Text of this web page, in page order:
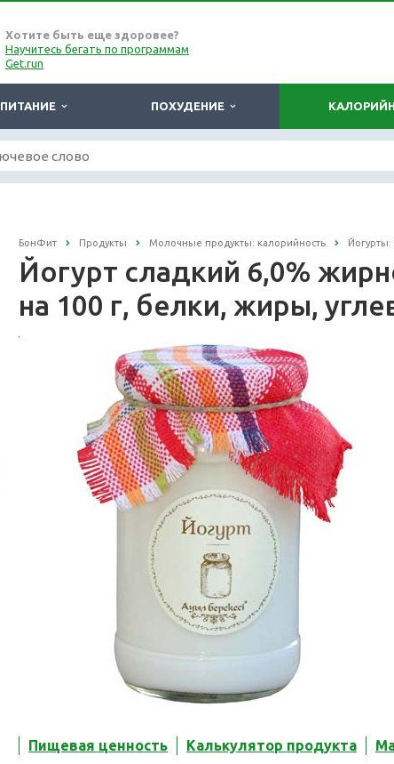
Хотите быть еще здоровее?
Научитесь бегать по программам
Get.run
ПИТАНИЕ ПОХУДЕНИЕ
БонФит Продукты Молочные продукты: калорийность Йогурты:
Йогурт сладкий 6,0%
на 100 г, белки, жиры,
Пищевая ценность Калькулятор продукта